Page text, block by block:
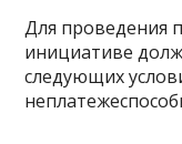
Для проведения
инициативе
следующих